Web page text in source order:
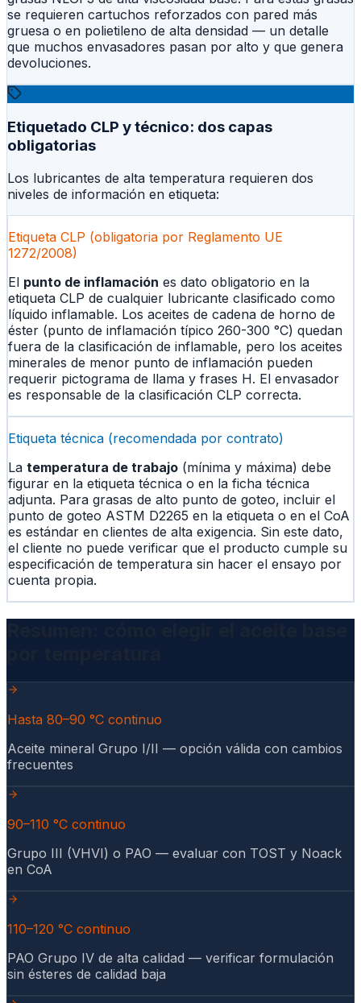
se requieren cartuchos reforzados con pared más
gruesa o en polietileno de alta densidad — un detalle
que muchos envasadores pasan por alto y que genera
devoluciones.
Etiquetado CLP y técnico: dos capas
obligatorias
Los lubricantes de alta temperatura requieren dos
niveles de información en etiqueta:
Etiqueta CLP (obligatoria por Reglamento UE
1272/2008)
El punto de inflamación es dato obligatorio en la
etiqueta CLP de cualquier lubricante clasificado como
líquido inflamable. Los aceites de cadena de horno de
éster (punto de inflamación típico 260-300 °C) quedan
fuera de la clasificación de inflamable, pero los aceites
minerales de menor punto de inflamación pueden
requerir pictograma de llama y frases H. El envasador
es responsable de la clasificación CLP correcta.
Etiqueta técnica (recomendada por contrato)
La temperatura de trabajo (mínima y máxima) debe
figurar en la etiqueta técnica o en la ficha técnica
adjunta. Para grasas de alto punto de goteo, incluir el
punto de goteo ASTM D2265 en la etiqueta o en el CoA
es estándar en clientes de alta exigencia. Sin este dato,
el cliente no puede verificar que el producto cumple su
especificación de temperatura sin hacer el ensayo por
cuenta propia.
Hasta 80–90 °C continuo
Aceite mineral Grupo I/II — opción válida con cambios
frecuentes
90–110 °C continuo
Grupo III (VHVI) o PAO — evaluar con TOST y Noack
en CoA
110–120 °C continuo
PAO Grupo IV de alta calidad — verificar formulación
sin ésteres de calidad baja